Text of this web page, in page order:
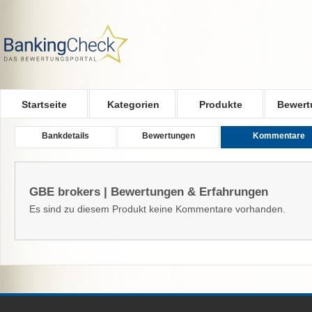
Startseite Kategorien Produkte
Bankdetails Bewertungen Kommentare
GBE brokers | Bewertungen & Erfahrungen
Es sind zu diesem Produkt keine Kommentare vorhanden.